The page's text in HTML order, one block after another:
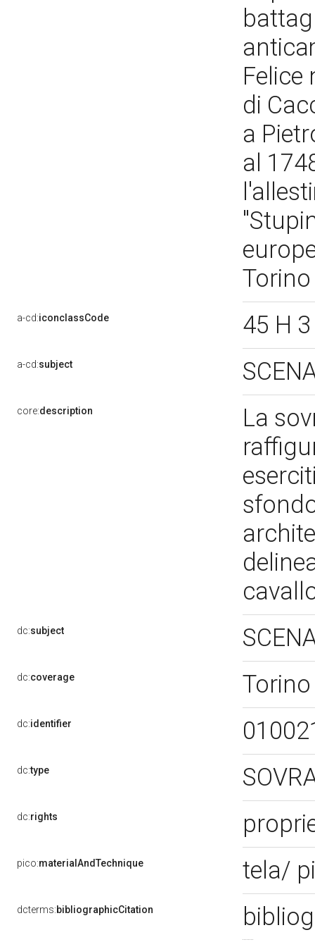
Felice
di
a
al
a-cd:iconclassCode 45 H
a-cd:subject
core:description
La
dc:subject
dc:coverage
dc:identifier
dc:type
dc:rights
pico:materialAndTechnique tela/
dcterms:bibliographicCitation